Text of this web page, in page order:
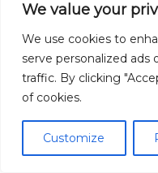
We value your
We use cookies to
serve personalized ads
traffic. By clicking
of cookies.
Customize